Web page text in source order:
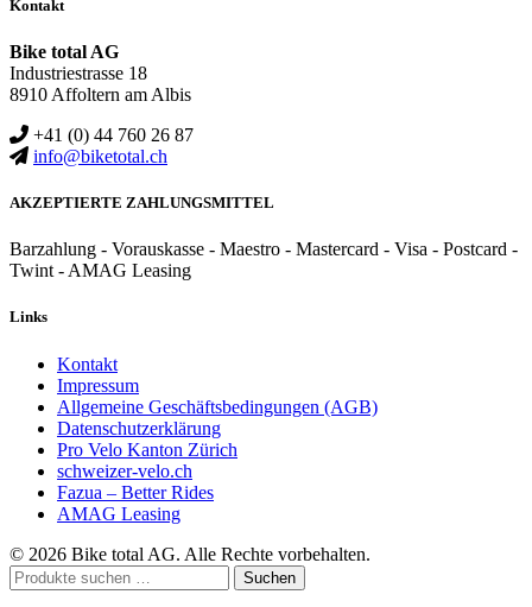
Kontakt
Bike total AG
Industriestrasse 18
8910 Affoltern am Albis
+41 (0) 44 760 26 87
info@biketotal.ch
AKZEPTIERTE ZAHLUNGSMITTEL
Barzahlung - Vorauskasse - Maestro - Mastercard - Visa - Postcard -
Twint - AMAG Leasing
Links
Kontakt
Impressum
Allgemeine Geschäftsbedingungen (AGB)
Datenschutzerklärung
Pro Velo Kanton Zürich
schweizer-velo.ch
Fazua – Better Rides
AMAG Leasing
© 2026 Bike total AG. Alle Rechte vorbehalten.
Suchen
nach:
Suchen